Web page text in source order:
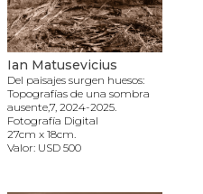
Ian Matusevicius
Del paisajes surgen huesos:
Topografías de una sombra
ausente,7, 2024-2025.
Fotografía Digital
27cm x 18cm.
Valor: USD 500